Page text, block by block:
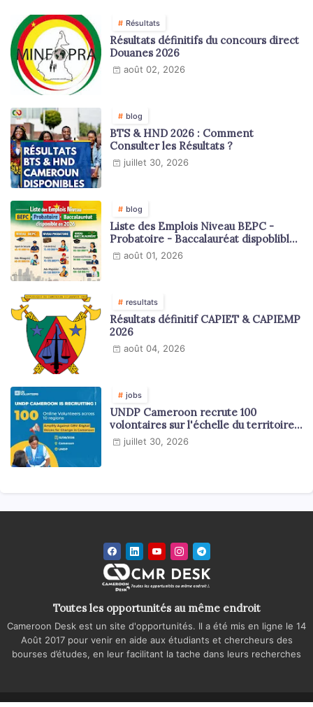
Résultats
Résultats définitifs du concours direct
Douanes 2026
août 02, 2026
blog
BTS & HND 2026 : Comment
Consulter les Résultats ?
juillet 30, 2026
blog
Liste des Emplois Niveau BEPC -
Probatoire - Baccalauréat dispoblible
en 2026
août 01, 2026
resultats
Résultats définitif CAPIET & CAPIEMP
2026
août 04, 2026
jobs
UNDP Cameroon recrute 100
volontaires sur l'échelle du territoire
national
juillet 30, 2026
Toutes les opportunités au même endroit
Cameroon Desk est un site d'opportunités. Il a été mis en ligne le 14
Août 2017 pour venir en aide aux étudiants et chercheurs des
bourses d’études, en leur facilitant la tache dans leurs recherches